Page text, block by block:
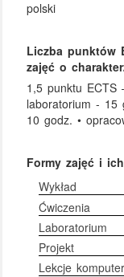
polski
Liczba punktów
zajęć o
1,5 punktu ECTS
laboratorium - 15
10 godz. •
Formy zajęć i
Wykład
Ćwiczenia
Laboratorium
Projekt
Lekcje